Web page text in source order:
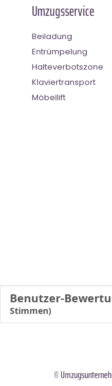
Umzugsservice
Beiladung
Entrümpelung
Halteverbotszone
Klaviertransport
Möbellift
Benutzer-
Stimmen)
©